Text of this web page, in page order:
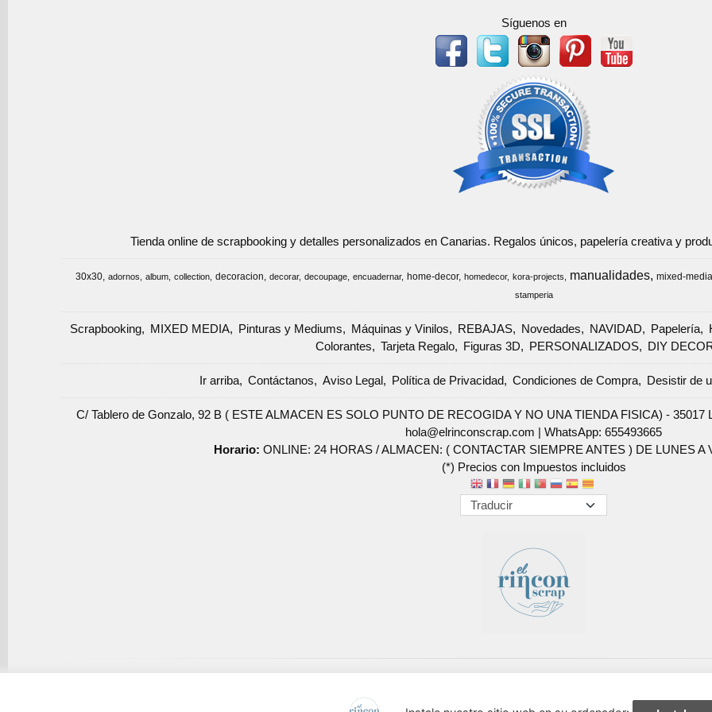
Síguenos en
Tienda online de scrapbooking y detalles personalizados en Canarias. Regalos únicos, papelería creativa y
30x30 adornos album collection decoracion decorar decoupage encuadernar home-decor homedecor kora-projects manualidades mixed-media
stamperia
Scrapbooking MIXED MEDIA Pinturas y Mediums Máquinas y Vinilos REBAJAS Novedades NAVIDAD Papelería
Colorantes
Tarjeta Regalo Figuras 3D PERSONALIZADOS DIY
Ir arriba Contáctanos Aviso Legal Política de Privacidad Condiciones de Compra Desistir de
C/ Tablero de Gonzalo, 92 B ( ESTE ALMACEN ES SOLO PUNTO DE RECOGIDA Y NO UNA TIENDA FISICA) -
hola@elrinconscrap.com |WhatsApp: 655493665
Horario:ONLINE: 24 HORAS / ALMACEN: ( CONTACTAR SIEMPRE ANTES ) DE LUNES A
(*) Precios con Impuestos incluidos